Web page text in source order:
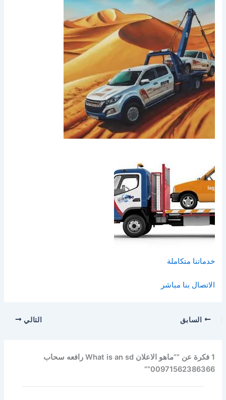
خدماتنا متكاملة
الاتصال بنا مباشر
السابق التالي
1 فكرة عن ““ماهو الاعلان What is an sd رافعه سحاب
00971562386366””